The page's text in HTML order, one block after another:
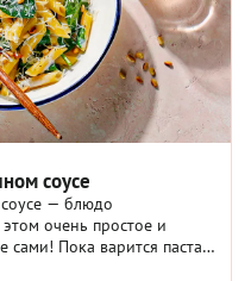
соусе
— блюдо
очень простое и
сами! Пока варится паста,
ведь шпинат ...